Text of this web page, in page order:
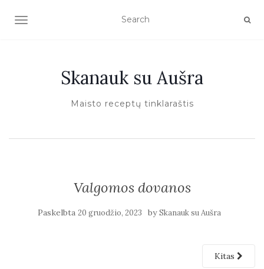
TOGGLE NAVIGATION
Skanauk su Aušra
Maisto receptų tinklaraštis
Valgomos dovanos
Paskelbta 20 gruodžio, 2023 bySkanauk su Aušra
Kitas